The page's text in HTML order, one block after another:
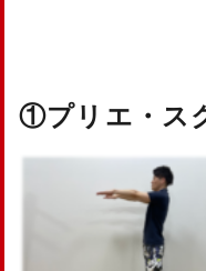
①プリエ・ス